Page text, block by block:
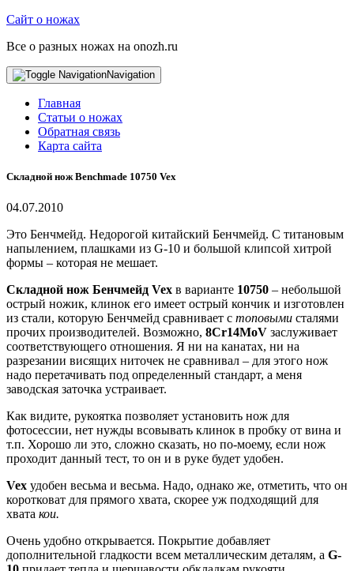
Сайт о ножах
Все о разных ножах на onozh.ru
Navigation
Главная
Статьи о ножах
Обратная связь
Карта сайта
Складной нож Benchmade 10750 Vex
04.07.2010
Это Бенчмейд. Недорогой китайский Бенчмейд. С титановым
напылением, плашками из G-10 и большой клипсой хитрой
формы – которая не мешает.
Складной нож Бенчмейд Vex в варианте 10750 – небольшой
острый ножик, клинок его имеет острый кончик и изготовлен
из стали, которую Бенчмейд сравнивает с топовыми сталями
прочих производителей. Возможно, 8Cr14MoV заслуживает
соответствующего отношения. Я ни на канатах, ни на
разрезании висящих ниточек не сравнивал – для этого нож
надо перетачивать под определенный стандарт, а меня
заводская заточка устраивает.
Как видите, рукоятка позволяет установить нож для
фотосессии, нет нужды всовывать клинок в пробку от вина и
т.п. Хорошо ли это, сложно сказать, но по-моему, если нож
проходит данный тест, то он и в руке будет удобен.
Vex удобен весьма и весьма. Надо, однако же, отметить, что он
коротковат для прямого хвата, скорее уж подходящий для
хвата кои.
Очень удобно открывается. Покрытие добавляет
дополнительной гладкости всем металлическим деталям, а G-